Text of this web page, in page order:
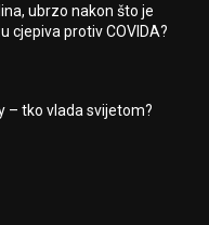
ubrzo nakon što je
cjepiva protiv COVIDA?
– tko vlada svijetom?